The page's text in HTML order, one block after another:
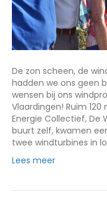
De zon scheen, de
hadden we ons geen
wensen bij ons
Vlaardingen! Ruim
Energie Collectief, De
buurt zelf, kwamen
twee windturbines in
Lees meer